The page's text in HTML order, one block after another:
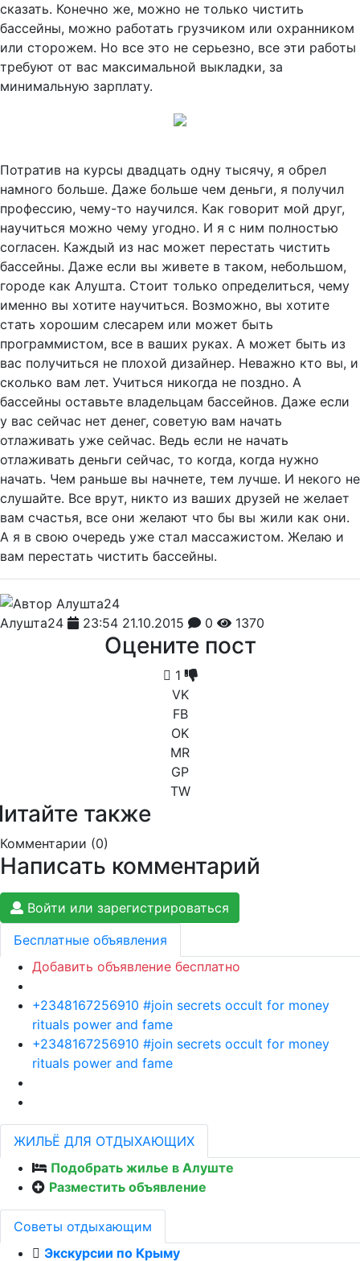
сказать. Конечно же, можно не только чистить
бассейны, можно работать грузчиком или охранником
или сторожем. Но все это не серьезно, все эти работы
требуют от вас максимальной выкладки, за
минимальную зарплату.
Потратив на курсы двадцать одну тысячу, я обрел
намного больше. Даже больше чем деньги, я получил
профессию, чему-то научился. Как говорит мой друг,
научиться можно чему угодно. И я с ним полностью
согласен. Каждый из нас может перестать чистить
бассейны. Даже если вы живете в таком, небольшом,
городе как Алушта. Стоит только определиться, чему
именно вы хотите научиться. Возможно, вы хотите
стать хорошим слесарем или может быть
программистом, все в ваших руках. А может быть из
вас получиться не плохой дизайнер. Неважно кто вы, и
сколько вам лет. Учиться никогда не поздно. А
бассейны оставьте владельцам бассейнов. Даже если
у вас сейчас нет денег, советую вам начать
отлаживать уже сейчас. Ведь если не начать
отлаживать деньги сейчас, то когда, когда нужно
начать. Чем раньше вы начнете, тем лучше. И некого не
слушайте. Все врут, никто из ваших друзей не желает
вам счастья, все они желают что бы вы жили как они.
А я в свою очередь уже стал массажистом. Желаю и
вам перестать чистить бассейны.
Алушта24 23:54 21.10.2015 0 1370
Оцените пост
1
VK
FB
OK
MR
GP
TW
также
Комментарии (0)
Написать комментарий
Войти или зарегистрироваться
Бесплатные объявления
Добавить объявление бесплатно
+2348167256910 #join secrets occult for money
rituals power and fame
+2348167256910 #join secrets occult for money
rituals power and fame
ЖИЛЬЁ ДЛЯ ОТДЫХАЮЩИХ
Подобрать жилье в Алуште
Разместить объявление
Советы отдыхающим
Экскурсии по Крыму